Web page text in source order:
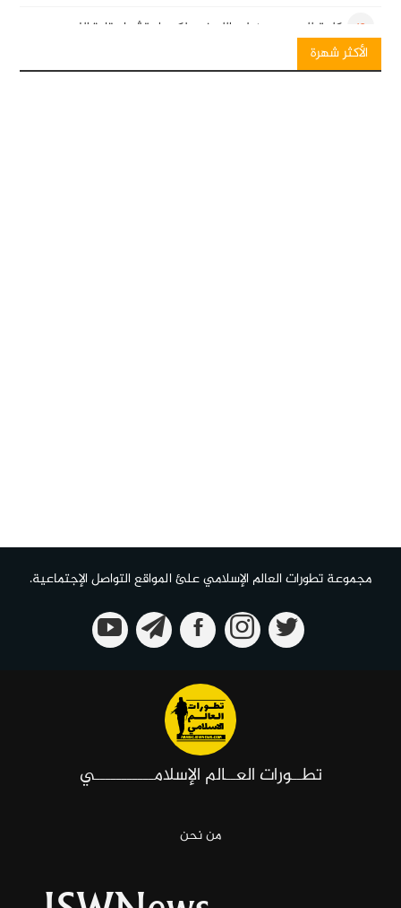
10 كلمة للسيد حسن نصرالله في ذكرى استشهاد قادة النصر
الأكثر شهرة
مجموعة تطورات العالم الإسلامي علئ المواقع التواصل الإجتماعية.
تطــورات العــالم الإسلامـــــــــــي
من نحن